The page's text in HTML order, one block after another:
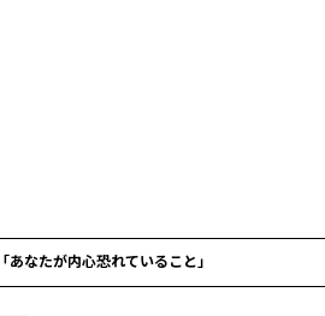
なたが内心恐れていること」